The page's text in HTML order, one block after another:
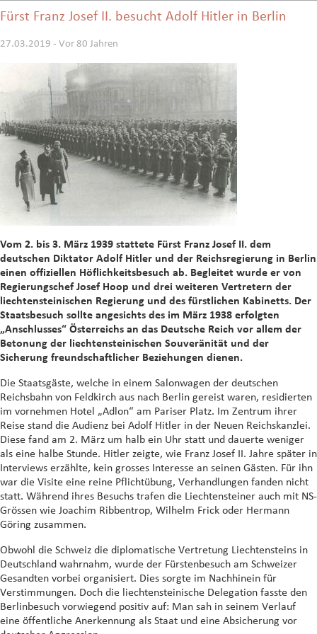
Fürst Franz Josef II. besucht Adolf Hitler in Berlin
27.03.2019 - Vor 80 Jahren
Vom 2. bis 3. März 1939 stattete Fürst Franz Josef II. dem
deutschen Diktator Adolf Hitler und der Reichsregierung in Berlin
einen offiziellen Höflichkeitsbesuch ab. Begleitet wurde er von
Regierungschef Josef Hoop und drei weiteren Vertretern der
liechtensteinischen Regierung und des fürstlichen Kabinetts. Der
Staatsbesuch sollte angesichts des im März 1938 erfolgten
„Anschlusses“ Österreichs an das Deutsche Reich vor allem der
Betonung der liechtensteinischen Souveränität und der
Sicherung freundschaftlicher Beziehungen dienen.
Die Staatsgäste, welche in einem Salonwagen der deutschen
Reichsbahn von Feldkirch aus nach Berlin gereist waren, residierten
im vornehmen Hotel „Adlon“ am Pariser Platz. Im Zentrum ihrer
Reise stand die Audienz bei Adolf Hitler in der Neuen Reichskanzlei.
Diese fand am 2. März um halb ein Uhr statt und dauerte weniger
als eine halbe Stunde. Hitler zeigte, wie Franz Josef II. Jahre später in
Interviews erzählte, kein grosses Interesse an seinen Gästen. Für ihn
war die Visite eine reine Pflichtübung, Verhandlungen fanden nicht
statt. Während ihres Besuchs trafen die Liechtensteiner auch mit NS-
Grössen wie Joachim Ribbentrop, Wilhelm Frick oder Hermann
Göring zusammen.
Obwohl die Schweiz die diplomatische Vertretung Liechtensteins in
Deutschland wahrnahm, wurde der Fürstenbesuch am Schweizer
Gesandten vorbei organisiert. Dies sorgte im Nachhinein für
Verstimmungen. Doch die liechtensteinische Delegation fasste den
Berlinbesuch vorwiegend positiv auf: Man sah in seinem Verlauf
eine öffentliche Anerkennung als Staat und eine Absicherung vor